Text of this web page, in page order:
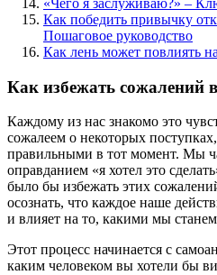
Как победить привычку
Пошаговое руководство
Как лень может повлиять
Как избежать сожалений
Каждому из нас знакомо это
сожалеем о некоторых
правильными в тот момент. Мы
оправданием «я хотел это
было бы избежать этих
осознать, что каждое наше
и влияет на то, какими мы
Этот процесс начинается с
каким человеком вы хотели бы